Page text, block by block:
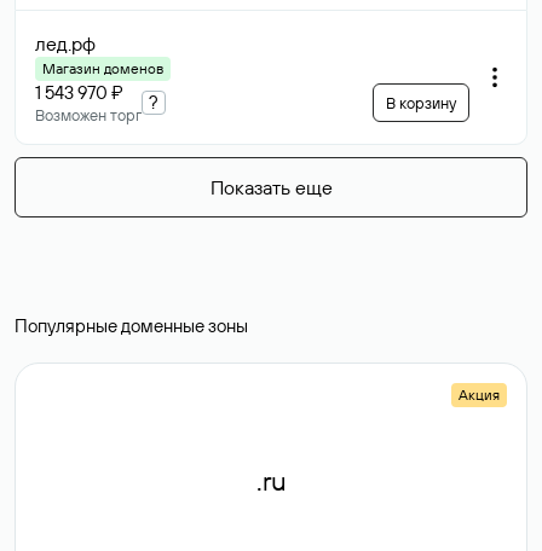
лед.рф
Магазин доменов
1 543 970 ₽
Возможен торг
? В корзину
Показать еще
Популярные доменные зоны
Акция
.ru